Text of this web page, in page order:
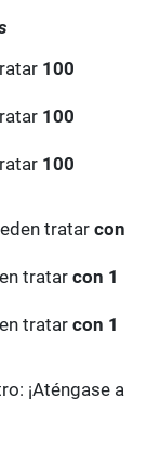
100
100
100
tratarcon
tratarcon 1
tratarcon 1
¡Aténgase a